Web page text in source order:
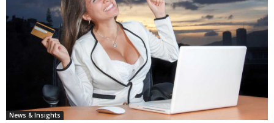
News & Insights